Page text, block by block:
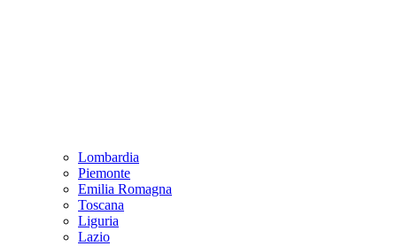
Lombardia
Piemonte
Emilia Romagna
Toscana
Liguria
Lazio